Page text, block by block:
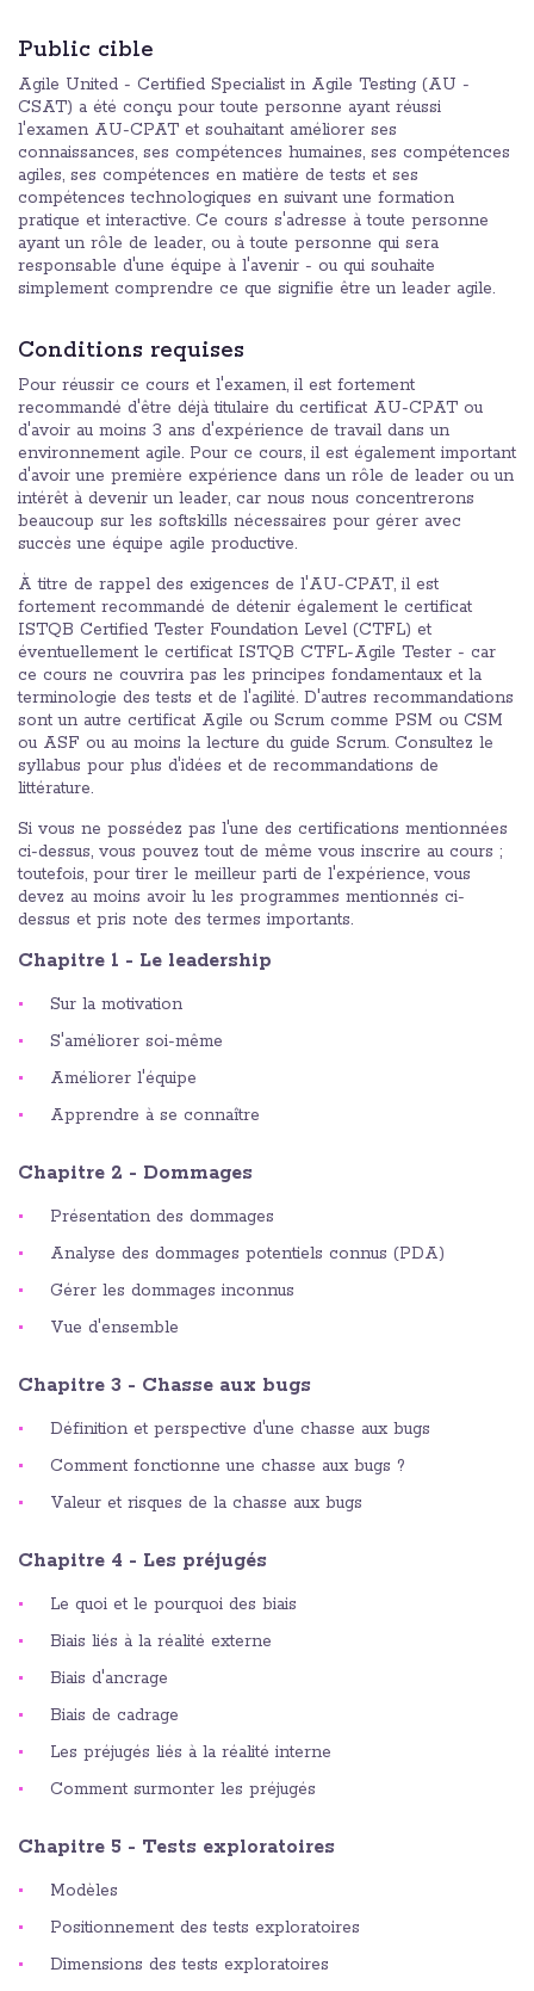
Public cible
Agile United - Certified Specialist in Agile Testing (AU -
CSAT) a été conçu pour toute personne ayant réussi
l'examen AU-CPAT et souhaitant améliorer ses
connaissances, ses compétences humaines, ses compétences
agiles, ses compétences en matière de tests et ses
compétences technologiques en suivant une formation
pratique et interactive. Ce cours s'adresse à toute personne
ayant un rôle de leader, ou à toute personne qui sera
responsable d'une équipe à l'avenir - ou qui souhaite
simplement comprendre ce que signifie être un leader agile.
Conditions requises
Pour réussir ce cours et l'examen, il est fortement
recommandé d'être déjà titulaire du certificat AU-CPAT ou
d'avoir au moins 3 ans d'expérience de travail dans un
environnement agile. Pour ce cours, il est également important
d'avoir une première expérience dans un rôle de leader ou un
intérêt à devenir un leader, car nous nous concentrerons
beaucoup sur les softskills nécessaires pour gérer avec
succès une équipe agile productive.
À titre de rappel des exigences de l'AU-CPAT, il est
fortement recommandé de détenir également le certificat
ISTQB Certified Tester Foundation Level (CTFL) et
éventuellement le certificat ISTQB CTFL-Agile Tester - car
ce cours ne couvrira pas les principes fondamentaux et la
terminologie des tests et de l'agilité. D'autres recommandations
sont un autre certificat Agile ou Scrum comme PSM ou CSM
ou ASF ou au moins la lecture du guide Scrum. Consultez le
syllabus pour plus d'idées et de recommandations de
littérature.
Si vous ne possédez pas l'une des certifications mentionnées
ci-dessus, vous pouvez tout de même vous inscrire au cours ;
toutefois, pour tirer le meilleur parti de l'expérience, vous
devez au moins avoir lu les programmes mentionnés ci-
dessus et pris note des termes importants.
Chapitre 1 - Le leadership
Sur la motivation
S'améliorer soi-même
Améliorer l'équipe
Apprendre à se connaître
Chapitre 2 - Dommages
Présentation des dommages
Analyse des dommages potentiels connus (PDA)
Gérer les dommages inconnus
Vue d'ensemble
Chapitre 3 - Chasse aux bugs
Définition et perspective d'une chasse aux bugs
Comment fonctionne une chasse aux bugs ?
Valeur et risques de la chasse aux bugs
Chapitre 4 - Les préjugés
Le quoi et le pourquoi des biais
Biais liés à la réalité externe
Biais d'ancrage
Biais de cadrage
Les préjugés liés à la réalité interne
Comment surmonter les préjugés
Chapitre 5 - Tests exploratoires
Modèles
Positionnement des tests exploratoires
Dimensions des tests exploratoires